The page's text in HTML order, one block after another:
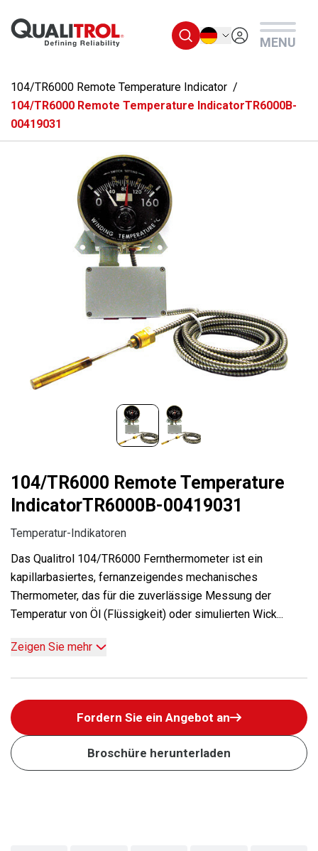
Deutsch
MENU
104/TR6000 Remote Temperature Indicator
104/TR6000 Remote Temperature IndicatorTR6000B-
00419031
104/TR6000 Remote Temperature
IndicatorTR6000B-00419031
Temperatur-Indikatoren
Das Qualitrol 104/TR6000 Fernthermometer ist ein
kapillarbasiertes, fernanzeigendes mechanisches
Thermometer, das für die zuverlässige Messung der
Temperatur von Öl (Flüssigkeit) oder simulierten Wick...
Zeigen Sie mehr
Fordern Sie ein Angebot an
Broschüre herunterladen